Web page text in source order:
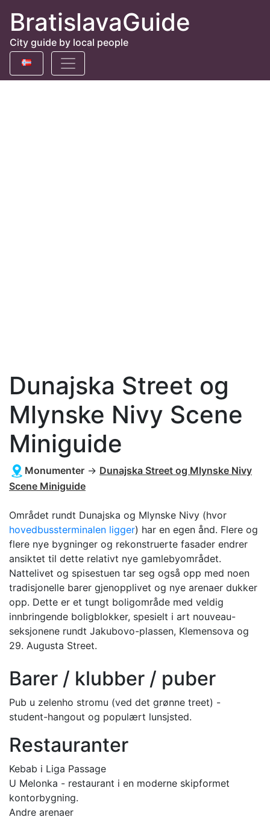
BratislavaGuide
City guide by local people
Dunajska Street og
Mlynske Nivy Scene
Miniguide
Monumenter → Dunajska Street og Mlynske Nivy
Scene Miniguide
Området rundt Dunajska og Mlynske Nivy (hvor
hovedbussterminalen ligger) har en egen ånd. Flere og
flere nye bygninger og rekonstruerte fasader endrer
ansiktet til dette relativt nye gamlebyområdet.
Nattelivet og spisestuen tar seg også opp med noen
tradisjonelle barer gjenopplivet og nye arenaer dukker
opp. Dette er et tungt boligområde med veldig
innbringende boligblokker, spesielt i art nouveau-
seksjonene rundt Jakubovo-plassen, Klemensova og
29. Augusta Street.
Barer / klubber / puber
Pub u zelenho stromu (ved det grønne treet) -
student-hangout og populært lunsjsted.
Restauranter
Kebab i Liga Passage
U Melonka - restaurant i en moderne skipformet
kontorbygning.
Andre arenaer